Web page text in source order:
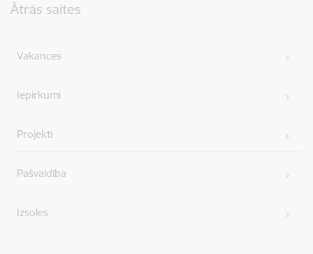
Ātrās saites
Vakances
Iepirkumi
Projekti
Pašvaldība
Izsoles